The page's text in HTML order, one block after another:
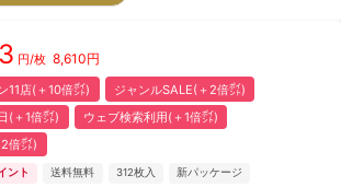
円/枚 8,610円
11店(＋10倍㌽)
ジャンルSALE(＋2倍㌽)
(＋1倍㌽)
ウェブ検索利用(＋1倍㌽)
倍㌽)
ント 送料無料 312枚入 新パッケージ